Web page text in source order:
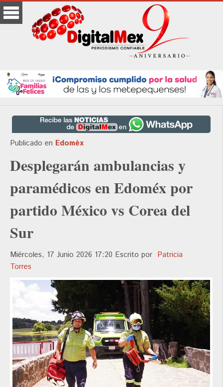
Publicado en Edoméx
Desplegarán ambulancias y
paramédicos en Edoméx por
partido México vs Corea del
Sur
Miércoles, 17 Junio 2026 17:20 Escrito por Patricia
Torres